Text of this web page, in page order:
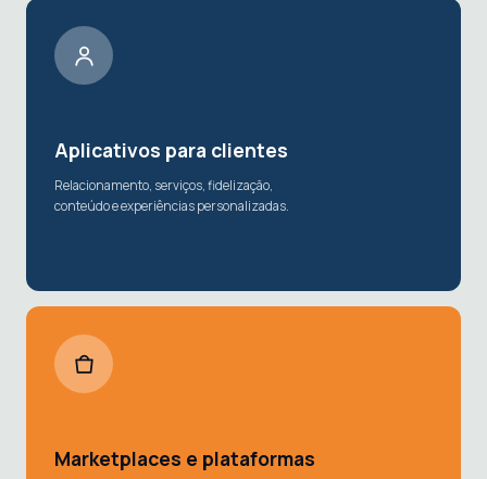
Aplicativos para clientes
Relacionamento, serviços, fidelização,
conteúdo e experiências personalizadas.
Marketplaces e plataformas